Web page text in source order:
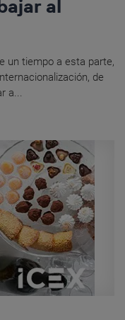
al
un tiempo a esta parte,
de
a...